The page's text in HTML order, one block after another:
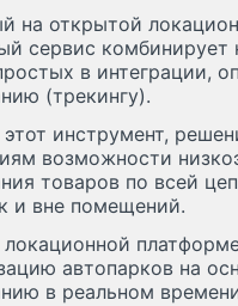
на открытой
сервис
в интеграции,
(трекингу).
инструмент,
возможности
товаров по всей
и вне помещений.
локационной
автопарков на
в реальном